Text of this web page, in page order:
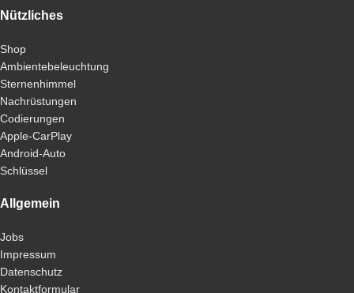
Nützliches
Shop
Ambientebeleuchtung
Sternenhimmel
Nachrüstungen
Codierungen
Apple-CarPlay
Android-Auto
Schlüssel
Allgemein
Jobs
Impressum
Datenschutz
Kontaktformular